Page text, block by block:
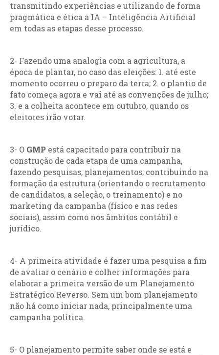
transmitindo experiências e utilizando de forma
pragmática e ética a IA – Inteligência Artificial
em todas as etapas desse processo.
2- Fazendo uma analogia com a agricultura, a
época de plantar, no caso das eleições: 1. até este
momento ocorreu o preparo da terra; 2. o plantio de
fato começa agora e vai até as convenções de julho;
3. e a colheita acontece em outubro, quando os
eleitores irão votar.
3- O GMP está capacitado para contribuir na
construção de cada etapa de uma campanha,
fazendo pesquisas, planejamentos; contribuindo na
formação da estrutura (orientando o recrutamento
de candidatos, a seleção, o treinamento) e no
marketing da campanha (físico e nas redes
sociais), assim como nos âmbitos contábil e
jurídico.
4- A primeira atividade é fazer uma pesquisa a fim
de avaliar o cenário e colher informações para
elaborar a primeira versão de um Planejamento
Estratégico Reverso. Sem um bom planejamento
não há como iniciar nada, principalmente uma
campanha política.
5- O planejamento permite saber onde se está e